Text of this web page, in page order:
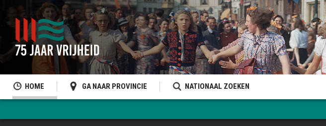
HOME GA NAAR PROVINCIE NATIONAAL ZOEKEN